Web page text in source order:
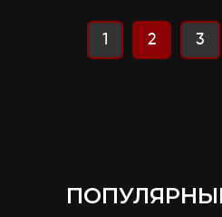
1 2 3